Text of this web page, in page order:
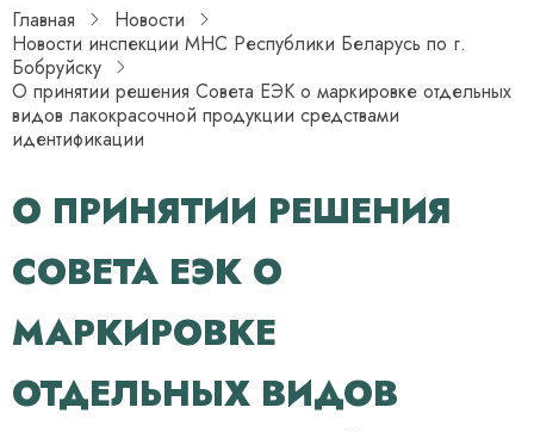
Главная
Новости
Новости инспекции МНС Республики Беларусь по г.
Бобруйску
О принятии решения Совета ЕЭК о маркировке отдельных
видов лакокрасочной продукции средствами
идентификации
О ПРИНЯТИИ РЕШЕНИЯ
СОВЕТА ЕЭК О
МАРКИРОВКЕ
ОТДЕЛЬНЫХ ВИДОВ